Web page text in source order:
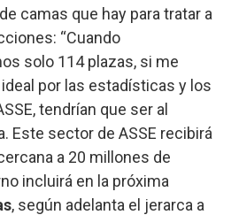
camas que hay para tratar a
“Cuando
solo 114 plazas, si me
por las estadísticas y los
tendrían que ser al
Este sector de ASSE recibirá
a 20 millones de
incluirá en la próxima
, según adelanta el jerarca a